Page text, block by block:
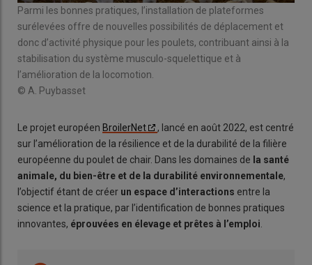
Parmi les bonnes pratiques, l’installation de plateformes
surélevées offre de nouvelles possibilités de déplacement et
donc d’activité physique pour les poulets, contribuant ainsi à la
stabilisation du système musculo-squelettique et à
l’amélioration de la locomotion.
© A. Puybasset
Le projet européen BroilerNet
, lancé en août 2022, est centré
sur l’amélioration de la résilience et de la durabilité de la filière
européenne du poulet de chair. Dans les domaines de la santé
animale, du bien-être et de la durabilité environnementale,
l’objectif étant de créer un espace d’interactions entre la
science et la pratique, par l’identification de bonnes pratiques
innovantes, éprouvées en élevage et prêtes à l’emploi.